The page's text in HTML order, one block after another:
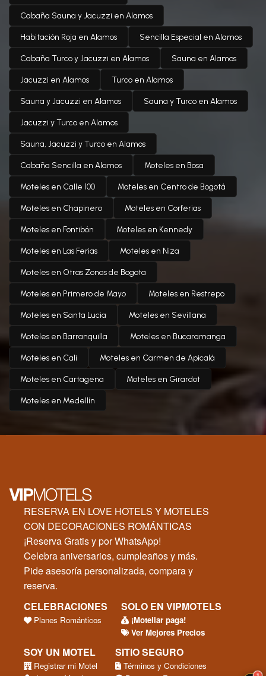
Cabaña Sauna y Jacuzzi en Alamos
Habitación Roja en Alamos Sencilla Especial en Alamos
Cabaña Turco y Jacuzzi en Alamos Sauna en Alamos
Jacuzzi en Alamos Turco en Alamos
Sauna y Jacuzzi en Alamos Sauna y Turco en Alamos
Jacuzzi y Turco en Alamos
Sauna, Jacuzzi y Turco en Alamos
Cabaña Sencilla en Alamos Moteles en Bosa
Moteles en Calle 100 Moteles en Centro de Bogotá
Moteles en Chapinero Moteles en Corferias
Moteles en Fontibón Moteles en Kennedy
Moteles en Las Ferias Moteles en Niza
Moteles en Otras Zonas de Bogota
Moteles en Primero de Mayo Moteles en Restrepo
Moteles en Santa Lucia Moteles en Sevillana
Moteles en Barranquilla Moteles en Bucaramanga
Moteles en Cali Moteles en Carmen de Apicalá
Moteles en Cartagena Moteles en Girardot
Moteles en Medellín
RESERVA EN LOVE HOTELS Y MOTELES
CON DECORACIONES ROMÁNTICAS
¡Reserva Gratis y por WhatsApp!
Celebra aniversarios, cumpleaños y más.
Pide asesoría personalizada, compara y
reserva.
CELEBRACIONES
Planes Románticos
SOLO EN VIPMOTELS
¡Moteliar paga!
Ver Mejores Precios
SOY UN MOTEL
Registrar mi Motel
SITIO SEGURO
Términos y Condiciones